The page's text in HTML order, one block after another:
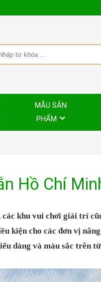
MẪU SẢN
PHẨM
Hồ Chí
khu vui chơi giải trí
kiện cho các đơn vị
dáng và màu sắc trên